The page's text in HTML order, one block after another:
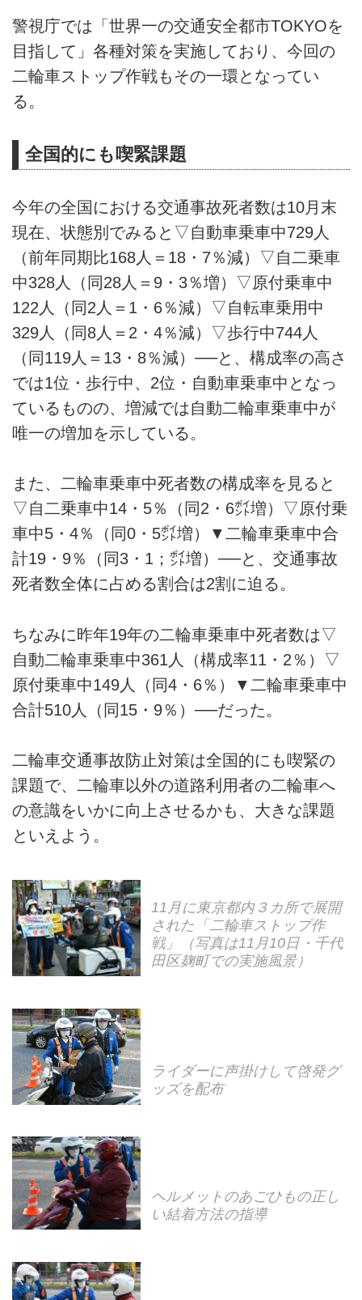
警視庁では「世界一の交通安全都市TOKYOを
目指して」各種対策を実施しており、今回の
二輪車ストップ作戦もその一環となってい
る。
全国的にも喫緊課題
今年の全国における交通事故死者数は10月末
現在、状態別でみると▽自動車乗車中729人
（前年同期比168人＝18・7％減）▽自二乗車
中328人（同28人＝9・3％増）▽原付乗車中
122人（同2人＝1・6％減）▽自転車乗用中
329人（同8人＝2・4％減）▽歩行中744人
（同119人＝13・8％減）──と、構成率の高さ
では1位・歩行中、2位・自動車乗車中となっ
ているものの、増減では自動二輪車乗車中が
唯一の増加を示している。
また、二輪車乗車中死者数の構成率を見ると
▽自二乗車中14・5％（同2・6㌽増）▽原付乗
車中5・4％（同0・5㌽増）▼二輪車乗車中合
計19・9％（同3・1；㌽増）──と、交通事故
死者数全体に占める割合は2割に迫る。
ちなみに昨年19年の二輪車乗車中死者数は▽
自動二輪車乗車中361人（構成率11・2％）▽
原付乗車中149人（同4・6％）▼二輪車乗車中
合計510人（同15・9％）──だった。
二輪車交通事故防止対策は全国的にも喫緊の
課題で、二輪車以外の道路利用者の二輪車へ
の意識をいかに向上させるかも、大きな課題
といえよう。
11月に東京都内３カ所で展開
された「二輪車ストップ作
戦」（写真は11月10日・千代
田区麹町での実施風景）
ライダーに声掛けして啓発グ
ッズを配布
ヘルメットのあごひもの正し
い結着方法の指導